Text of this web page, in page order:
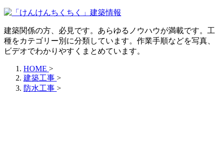
建築関係の方、必見です。あらゆるノウハウが満載です。工
種をカテゴリー別に分類しています。作業手順などを写真、
ビデオでわかりやすくまとめています。
HOME >
建築工事 >
防水工事 >